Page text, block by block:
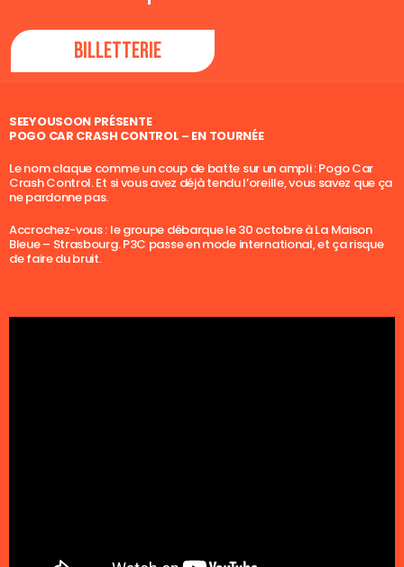
Billetterie
SEEYOUSOON PRÉSENTE
POGO CAR CRASH CONTROL – EN TOURNÉE
Le nom claque comme un coup de batte sur un ampli : Pogo Car
Crash Control. Et si vous avez déjà tendu l’oreille, vous savez que ça
ne pardonne pas.
Accrochez-vous : le groupe débarque le 30 octobre à La Maison
Bleue – Strasbourg. P3C passe en mode international, et ça risque
de faire du bruit.